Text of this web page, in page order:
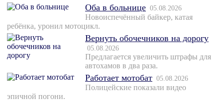
Оба в больнице 05.08.2026
Новоиспечённый байкер, катая
ребёнка, уронил мотоцикл.
Вернуть обочечников на дорогу
05.08.2026
Предлагается увеличить штрафы для
автохамов в два раза.
Работает мотобат 05.08.2026
Полицейские показали видео
эпичной погони.